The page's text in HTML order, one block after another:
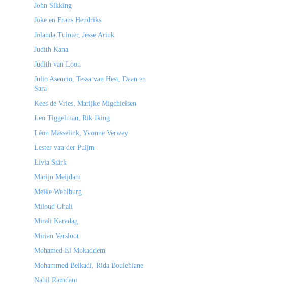
John Sikking
Joke en Frans Hendriks
Jolanda Tuinier, Jesse Arink
Judith Kana
Judith van Loon
Julio Asencio, Tessa van Hest, Daan en
Sara
Kees de Vries, Marijke Migchielsen
Leo Tiggelman, Rik Iking
Léon Masselink, Yvonne Verwey
Lester van der Puijm
Livia Stärk
Marijn Meijdam
Meike Wehlburg
Miloud Ghali
Mirali Karadag
Mirian Versloot
Mohamed El Mokaddem
Mohammed Belkadi, Rida Boulehiane
Nabil Ramdani